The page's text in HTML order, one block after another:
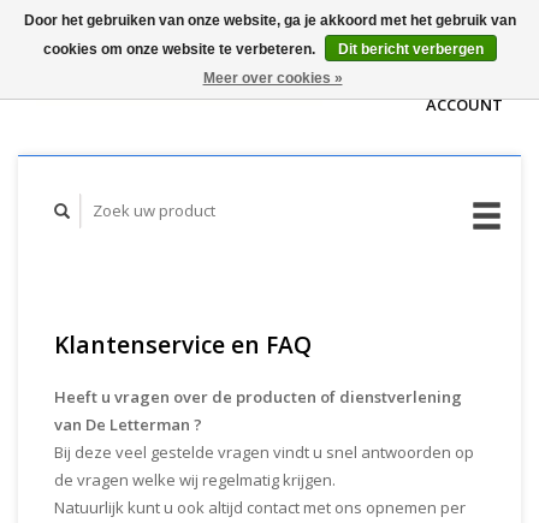
WINKELWAGEN
ACCOUNT
Klantenservice en FAQ
Heeft u vragen over de producten of dienstverlening
van De Letterman ?
Bij deze veel gestelde vragen vindt u snel antwoorden op
de vragen welke wij regelmatig krijgen.
Natuurlijk kunt u ook altijd contact met ons opnemen per
Door het gebruiken van onze website, ga je akkoord met het gebruik van
cookies om onze website te verbeteren.
Dit bericht verbergen
Meer over cookies »